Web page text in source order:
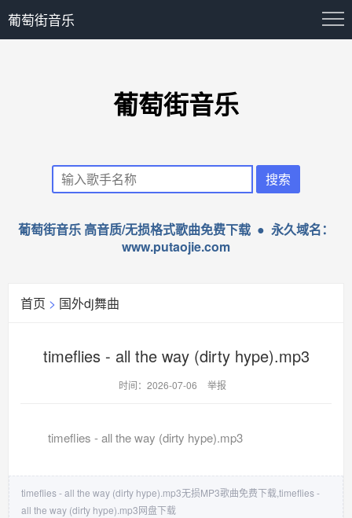
葡萄街音乐
葡萄街音乐
葡萄街音乐 高音质/无损格式歌曲免费下载 ● 永久域名：
www.putaojie.com
首页 > 国外dj舞曲
timeflies - all the way (dirty hype).mp3
时间：2026-07-06 举报
timeflies - all the way (dirty hype).mp3
timeflies - all the way (dirty hype).mp3无损MP3歌曲免费下载,timeflies -
all the way (dirty hype).mp3网盘下载